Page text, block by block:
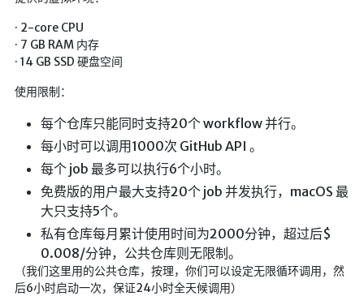
· 2-core CPU
· 7 GB RAM 内存
· 14 GB SSD 硬盘空间
使用限制：
每个仓库只能同时支持20个 workflow 并行。
每小时可以调用1000次 GitHub API 。
每个 job 最多可以执行6个小时。
免费版的用户最大支持20个 job 并发执行，macOS 最
大只支持5个。
私有仓库每月累计使用时间为2000分钟，超过后$
0.008/分钟，公共仓库则无限制。
（我们这里用的公共仓库，按理，你们可以设定无限循环调用，然
后6小时启动一次，保证24小时全天候调用）